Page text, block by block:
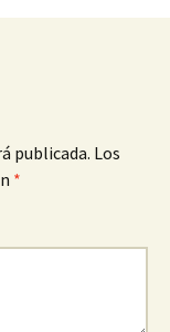
publicada. Los
*